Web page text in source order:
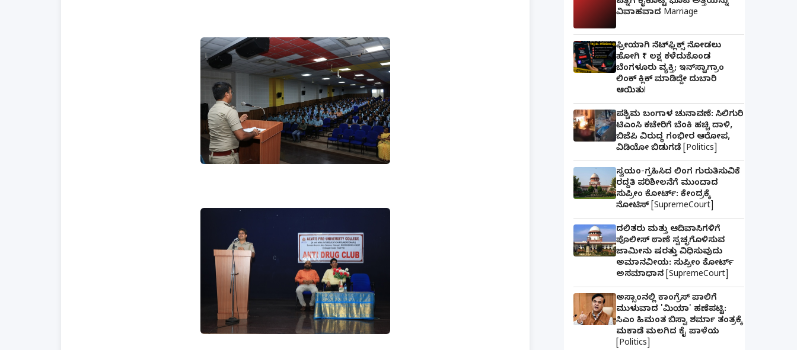
ವಿವಾಹವಾದ Marriage
ಫ್ರೀಯಾಗಿ ನೆಟ್‌ಫ್ಲಿಕ್ಸ್ ನೋಡಲು
ಹೋಗಿ ₹1 ಲಕ್ಷ ಕಳೆದುಕೊಂಡ
ಬೆಂಗಳೂರು ವ್ಯಕ್ತಿ; ಇನ್‌ಸ್ಟಾಗ್ರಾಂ
ಲಿಂಕ್ ಕ್ಲಿಕ್ ಮಾಡಿದ್ದೇ ದುಬಾರಿ
ಆಯಿತು!
ಪಶ್ಚಿಮ ಬಂಗಾಳ ಚುನಾವಣೆ: ಸಿಲಿಗುರಿ
ಟಿಎಂಸಿ ಕಚೇರಿಗೆ ಬೆಂಕಿ ಹಚ್ಚಿ ದಾಳಿ,
ಬಿಜೆಪಿ ವಿರುದ್ಧ ಗಂಭೀರ ಆರೋಪ,
ವಿಡಿಯೋ ಬಿಡುಗಡೆ [Politics]
ಸ್ವಯಂ-ಗ್ರಹಿಸಿದ ಲಿಂಗ ಗುರುತಿಸುವಿಕೆ
ರದ್ದತಿ ಪರಿಶೀಲನೆಗೆ ಮುಂದಾದ
ಸುಪ್ರೀಂ ಕೋರ್ಟ್: ಕೇಂದ್ರಕ್ಕೆ
ನೋಟಿಸ್ [SupremeCourt]
ದಲಿತರು ಮತ್ತು ಆದಿವಾಸಿಗಳಿಗೆ
ಪೊಲೀಸ್ ಠಾಣೆ ಸ್ವಚ್ಛಗೊಳಿಸುವ
ಜಾಮೀನು ಷರತ್ತು ವಿಧಿಸುವುದು
ಅಮಾನವೀಯ: ಸುಪ್ರೀಂ ಕೋರ್ಟ್
ಅಸಮಾಧಾನ [SupremeCourt]
ಅಸ್ಸಾಂನಲ್ಲಿ ಕಾಂಗ್ರೆಸ್ ಪಾಲಿಗೆ
ಮುಳುವಾದ 'ಮಿಯಾ' ಹಣೆಪಟ್ಟಿ:
ಸಿಎಂ ಹಿಮಂತ ಬಿಸ್ವಾ ಶರ್ಮಾ ತಂತ್ರಕ್ಕೆ
ಮಕಾಡೆ ಮಲಗಿದ ಕೈ ಪಾಳೆಯ
[Politics]